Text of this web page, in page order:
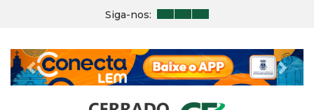
Siga-nos:
Previous Next